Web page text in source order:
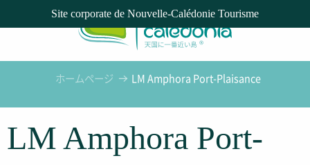
Site corporate de Nouvelle-Calédonie Tourisme
ホームページ LM Amphora Port-Plaisance
LM Amphora Port-